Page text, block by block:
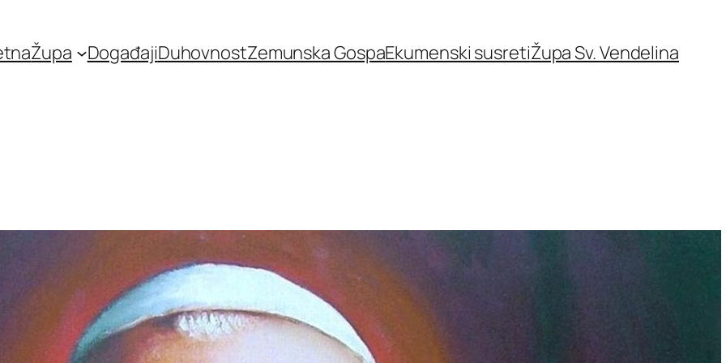
Župa DogađajiDuhovnostZemunska GospaEkumenski susretiŽupa Sv. Vendelina